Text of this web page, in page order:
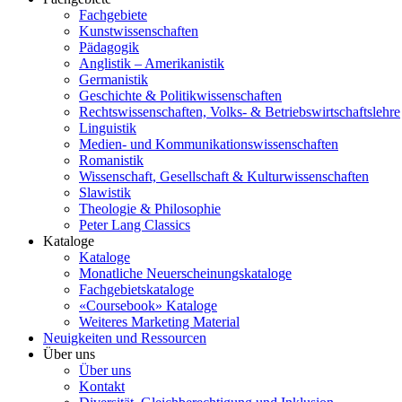
Fachgebiete
Kunstwissenschaften
Pädagogik
Anglistik – Amerikanistik
Germanistik
Geschichte & Politikwissenschaften
Rechtswissenschaften, Volks- & Betriebswirtschaftslehre
Linguistik
Medien- und Kommunikationswissenschaften
Romanistik
Wissenschaft, Gesellschaft & Kulturwissenschaften
Slawistik
Theologie & Philosophie
Peter Lang Classics
Kataloge
Kataloge
Monatliche Neuerscheinungskataloge
Fachgebietskataloge
«Coursebook» Kataloge
Weiteres Marketing Material
Neuigkeiten und Ressourcen
Über uns
Über uns
Kontakt